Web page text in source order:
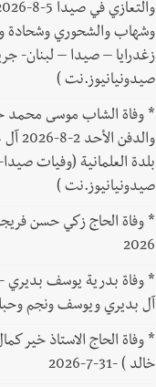
وشهاب والشحوري وشحادة
زغدرايا – صيدا – لبنان-
صيدونيانيوز.نت )
* وفاة الشاب موسى محمد
بلدة العلمانية (وفيات
صيدونيانيوز.نت )
*
2026
*
آل بديري ويوسف ونجم
* وفاة الحاج الاستاذ خير
خالد ) -31-7-2026